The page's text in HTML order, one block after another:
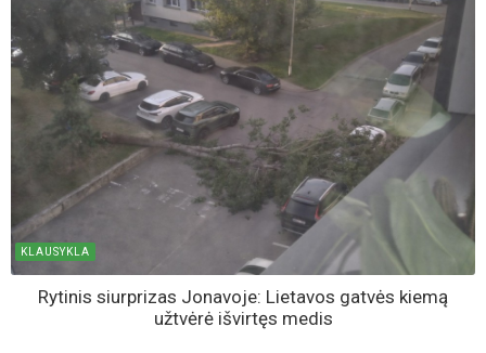
KLAUSYKLA
Rytinis siurprizas Jonavoje: Lietavos gatvės kiemą
užtvėrė išvirtęs medis